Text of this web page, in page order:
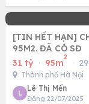
[TIN HẾT HẠN]
95M2. ĐÃ CÓ SĐ
31 tỷ · 95m
2
·
Thành phố Hà Nội
L
Lê Thị Mến
Đăng 22/07/2025